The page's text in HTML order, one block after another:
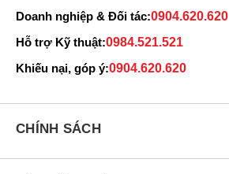
Doanh nghiệp & Đối tác:0904.620.620
Hỗ trợ Kỹ thuật:0984.521.521
Khiếu nại, góp ý:0904.620.620
CHÍNH SÁCH